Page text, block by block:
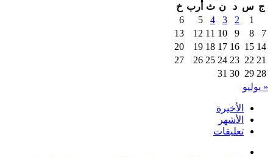
ج س د ن ث أرب خ
1
2
3
4
5
6
7
8
9
10
11
12
13
14
15
16
17
18
19
20
21
22
23
24
25
26
27
28
29
30
31
« يوليو
الأخيرة
الأشهر
تعليقات